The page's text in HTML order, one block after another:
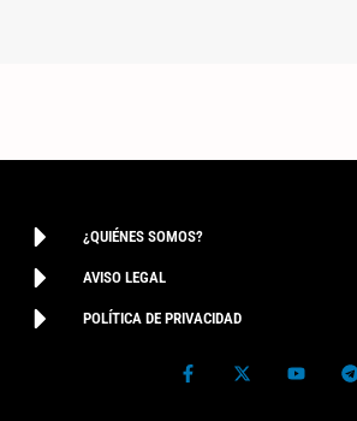
¿QUIÉNES SOMOS?
AVISO LEGAL
POLÍTICA DE PRIVACIDAD